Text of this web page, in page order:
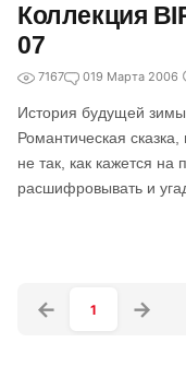
Коллекция
07
7167 019 Марта 2006
История будущей зимы
Романтическая
не так, как кажется на
расшифровывать и
1